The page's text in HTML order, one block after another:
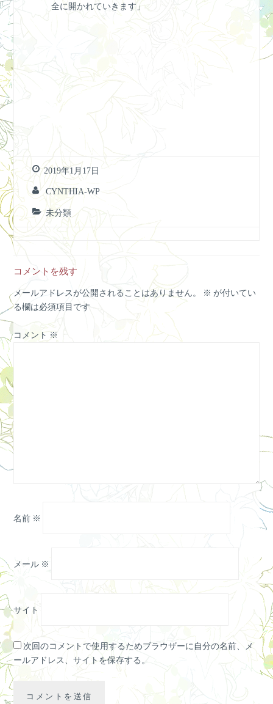
全に開かれていきます」
2019年1月17日
CYNTHIA-WP
未分類
コメントを残す
メールアドレスが公開されることはありません。 ※ が付いてい
る欄は必須項目です
コメント※
名前 ※
メール ※
サイト
次回のコメントで使用するためブラウザーに自分の名前、メ
ールアドレス、サイトを保存する。